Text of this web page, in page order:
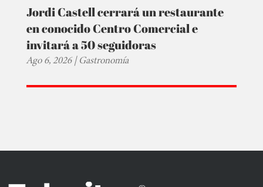
Jordi Castell cerrará un restaurante
en conocido Centro Comercial e
invitará a 50 seguidoras
Ago 6, 2026|Gastronomía